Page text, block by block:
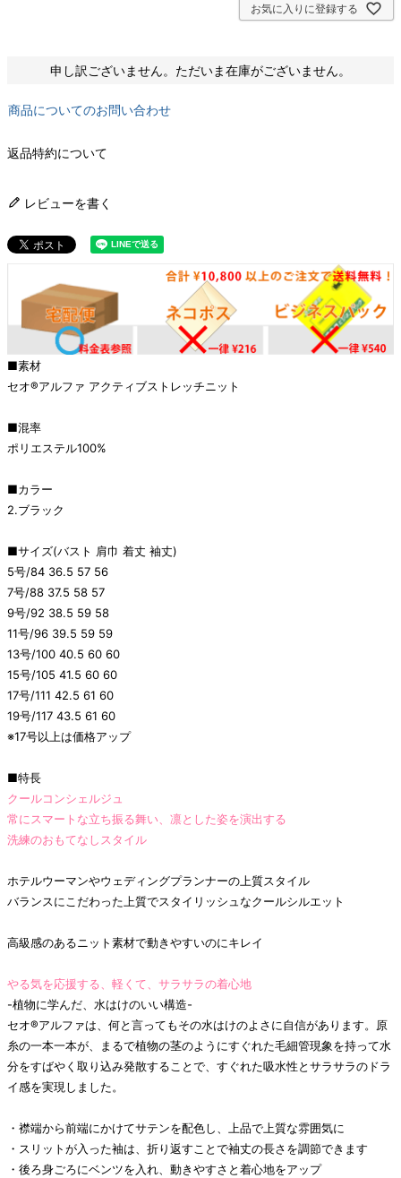
お気に入りに登録する
申し訳ございません。ただいま在庫がございません。
商品についてのお問い合わせ
返品特約について
レビューを書く
■素材
セオ®アルファ アクティブストレッチニット
■混率
ポリエステル100%
■カラー
2.ブラック
■サイズ(バスト 肩巾 着丈 袖丈)
5号/84 36.5 57 56
7号/88 37.5 58 57
9号/92 38.5 59 58
11号/96 39.5 59 59
13号/100 40.5 60 60
15号/105 41.5 60 60
17号/111 42.5 61 60
19号/117 43.5 61 60
※17号以上は価格アップ
■特長
クールコンシェルジュ
常にスマートな立ち振る舞い、凛とした姿を演出する
洗練のおもてなしスタイル
ホテルウーマンやウェディングプランナーの上質スタイル
バランスにこだわった上質でスタイリッシュなクールシルエット
高級感のあるニット素材で動きやすいのにキレイ
やる気を応援する、軽くて、サラサラの着心地
-植物に学んだ、水はけのいい構造-
セオ®アルファは、何と言ってもその水はけのよさに自信があります。原
糸の一本一本が、まるで植物の茎のようにすぐれた毛細管現象を持って水
分をすばやく取り込み発散することで、すぐれた吸水性とサラサラのドラ
イ感を実現しました。
・襟端から前端にかけてサテンを配色し、上品で上質な雰囲気に
・スリットが入った袖は、折り返すことで袖丈の長さを調節できます
・後ろ身ごろにベンツを入れ、動きやすさと着心地をアップ